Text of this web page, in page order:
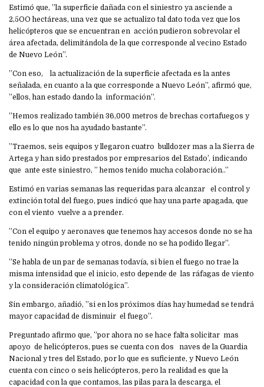
Estimó que, ”la superficie dañada con el siniestro ya asciende a
2,5OO hectáreas, una vez que se actualizo tal dato toda vez que los
helicópteros que se encuentran en acción pudieron sobrevolar el
área afectada, delimitándola de la que corresponde al vecino Estado
de Nuevo León”.
”Con eso, la actualización de la superficie afectada es la antes
señalada, en cuanto a la que corresponde a Nuevo León”, afirmó que,
”ellos, han estado dando la información”.
”Hemos realizado también 36,000 metros de brechas cortafuegos y
ello es lo que nos ha ayudado bastante”.
”Traemos, seis equipos y llegaron cuatro bulldozer mas a la Sierra de
Artega y han sido prestados por empresarios del Estado’, indicando
que ante este siniestro, ’’ hemos tenido mucha colaboración..’’
Estimó en varias semanas las requeridas para alcanzar el control y
extinción total del fuego, pues indicó que hay una parte apagada, que
con el viento vuelve a a prender.
”Con el equipo y aeronaves que tenemos hay accesos donde no se ha
tenido ningún problema y otros, donde no se ha podido llegar”.
”Se habla de un par de semanas todavía, si bien el fuego no trae la
misma intensidad que el inicio, esto depende de las ráfagas de viento
y la consideración climatológica”.
Sin embargo, añadió, ”si en los próximos días hay humedad se tendrá
mayor capacidad de disminuir el fuego”.
Preguntado afirmo que, ”por ahora no se hace falta solicitar mas
apoyo de helicópteros, pues se cuenta con dos naves de la Guardia
Nacional y tres del Estado, por lo que es suficiente, y Nuevo León
cuenta con cinco o seis helicópteros, pero la realidad es que la
capacidad con la que contamos, las pilas para la descarga, el